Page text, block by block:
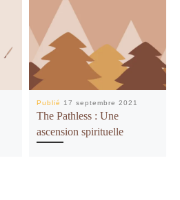
Publié 17 septembre 2021
The Pathless : Une
ascension spirituelle